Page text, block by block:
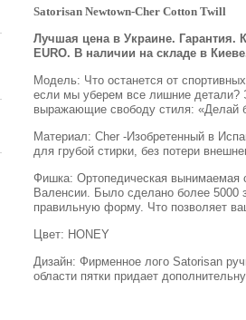
Satorisan Newtown-Cher Cotton Twill
Лучшая цена в Украине. Гарантия.
EURO. В наличии на складе в
Модель: Что останется от
если мы уберем все лишние детали?
выражающие свободу стиля: «Делай
Материал: Cher -Изобретенный в
для грубой стирки, без потери
Фишка: Ортопедическая вынимаемая
Валенсии. Было сделано более 5000
правильную форму. Что позволяет
Цвет: HONEY
Дизайн: Фирменное лого Satorisan
области пятки придает